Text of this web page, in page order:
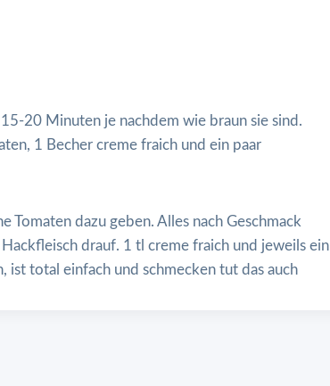
20 Minuten je nachdem wie braun sie sind.
1 Becher creme fraich und ein paar
Tomaten dazu geben. Alles nach Geschmack
drauf. 1 tl creme fraich und jeweils ein
ist total einfach und schmecken tut das auch